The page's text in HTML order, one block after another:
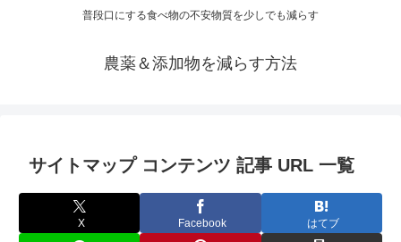
普段口にする食べ物の不安物質を少しでも減らす
農薬＆添加物を減らす方法
サイトマップ コンテンツ 記事 URL 一覧
X Facebook はてブ